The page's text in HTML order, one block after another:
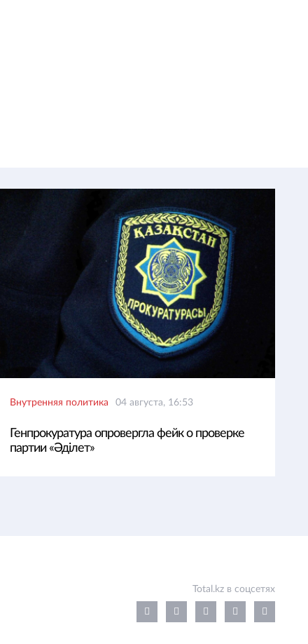
Внутренняя политика 04 августа, 16:53
Генпрокуратура опровергла фейк о проверке
партии «Әділет»
Total.kz в соцсетях